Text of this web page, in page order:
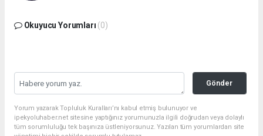
Okuyucu Yorumları (0)
Gönder
Yorum yazarak Topluluk Kuralları’nı kabul etmiş bulunuyor ve
ipekyoluhaber.net sitesine yaptığınız yorumunuzla ilgili doğrudan veya dolaylı
tüm sorumluluğu tek başınıza üstleniyorsunuz. Yazılan tüm yorumlardan site